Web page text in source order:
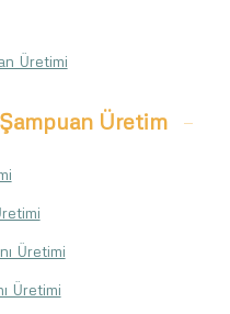
Üretimi
Üretim
Üretimi
Üretimi